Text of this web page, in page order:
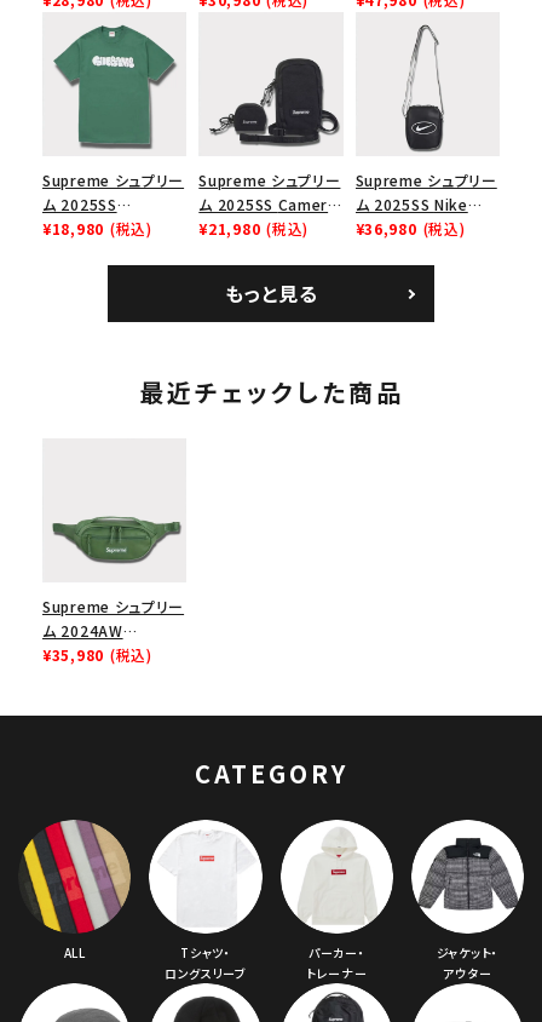
リーム ナイキエアフォ
ース１スニーカー シ
ューズ ホワイト
スロゴTシャツ ホワ
ク ブラック 黒
Supreme シュプリー
ム 2025SS
Homerun Tee ホー
¥18,980 (税込)
Supreme シュプリー
ム 2025SS Camera
Bag + Mini Pouch
¥21,980 (税込)
Supreme シュプリー
ム 2025SS Nike
Leather Shoulder
¥36,980 (税込)
もっと見る
最近チェックした商品
Supreme シュプリー
ム 2024AW
Leather Waist Bag
¥35,980 (税込)
CATEGORY
ALL
Tシャツ・
ロングスリーブ
パーカー・
トレーナー
ジャケット・
アウター